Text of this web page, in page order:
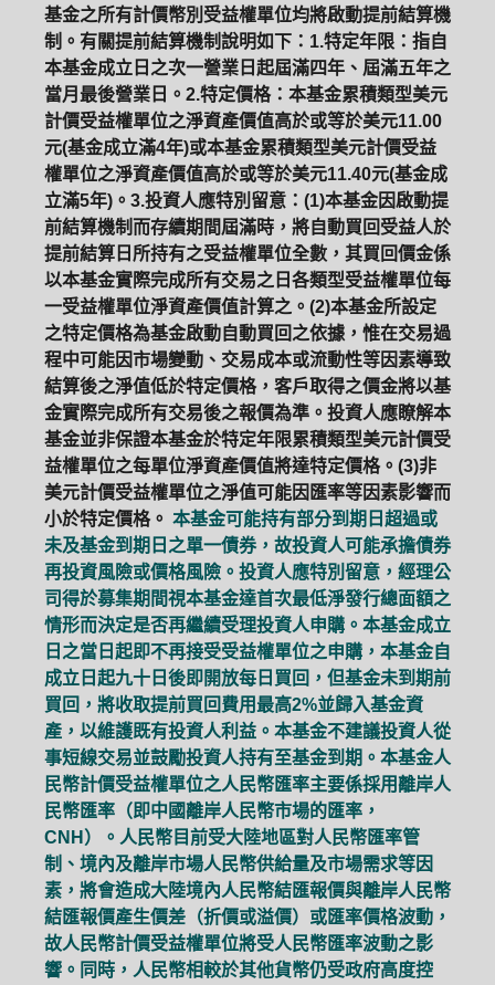
基金之所有計價幣別受益權單位均將啟動提前結算機
制。有關提前結算機制說明如下：1.特定年限：指自
本基金成立日之次一營業日起屆滿四年、屆滿五年之
當月最後營業日。2.特定價格：本基金累積類型美元
計價受益權單位之淨資產價值高於或等於美元11.00
元(基金成立滿4年)或本基金累積類型美元計價受益
權單位之淨資產價值高於或等於美元11.40元(基金成
立滿5年)。3.投資人應特別留意：(1)本基金因啟動提
前結算機制而存續期間屆滿時，將自動買回受益人於
提前結算日所持有之受益權單位全數，其買回價金係
以本基金實際完成所有交易之日各類型受益權單位每
一受益權單位淨資產價值計算之。(2)本基金所設定
之特定價格為基金啟動自動買回之依據，惟在交易過
程中可能因市場變動、交易成本或流動性等因素導致
結算後之淨值低於特定價格，客戶取得之價金將以基
金實際完成所有交易後之報價為準。投資人應瞭解本
基金並非保證本基金於特定年限累積類型美元計價受
益權單位之每單位淨資產價值將達特定價格。(3)非
美元計價受益權單位之淨值可能因匯率等因素影響而
小於特定價格。 本基金可能持有部分到期日超過或
未及基金到期日之單一債券，故投資人可能承擔債券
再投資風險或價格風險。投資人應特別留意，經理公
司得於募集期間視本基金達首次最低淨發行總面額之
情形而決定是否再繼續受理投資人申購。本基金成立
日之當日起即不再接受受益權單位之申購，本基金自
成立日起九十日後即開放每日買回，但基金未到期前
買回，將收取提前買回費用最高2%並歸入基金資
產，以維護既有投資人利益。本基金不建議投資人從
事短線交易並鼓勵投資人持有至基金到期。本基金人
民幣計價受益權單位之人民幣匯率主要係採用離岸人
民幣匯率（即中國離岸人民幣市場的匯率，
CNH）。人民幣目前受大陸地區對人民幣匯率管
制、境內及離岸市場人民幣供給量及市場需求等因
素，將會造成大陸境內人民幣結匯報價與離岸人民幣
結匯報價產生價差（折價或溢價）或匯率價格波動，
故人民幣計價受益權單位將受人民幣匯率波動之影
響。同時，人民幣相較於其他貨幣仍受政府高度控